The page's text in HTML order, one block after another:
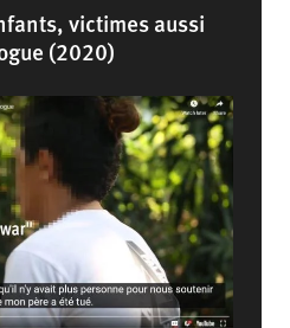
victimes aussi
(2020)